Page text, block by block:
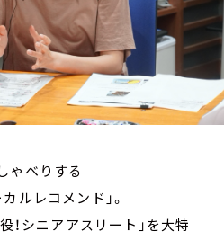
ゃべりする
ルレコメンド」。
！シニアアスリート」を大特